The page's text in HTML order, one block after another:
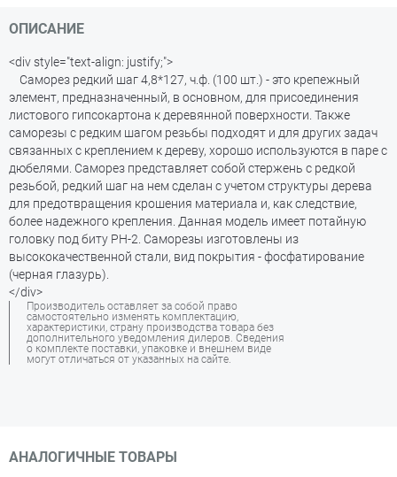
ОПИСАНИЕ
<div style="text-align: justify;">
Саморез редкий шаг 4,8*127, ч.ф. (100 шт.) - это крепежный
элемент, предназначенный, в основном, для присоединения
листового гипсокартона к деревянной поверхности. Также
саморезы с редким шагом резьбы подходят и для других задач
связанных с креплением к дереву, хорошо используются в паре с
дюбелями. Саморез представляет собой стержень с редкой
резьбой, редкий шаг на нем сделан с учетом структуры дерева
для предотвращения крошения материала и, как следствие,
более надежного крепления. Данная модель имеет потайную
головку под биту РН-2. Саморезы изготовлены из
высококачественной стали, вид покрытия - фосфатирование
(черная глазурь).
</div>
Производитель оставляет за собой право
самостоятельно изменять комплектацию,
характеристики, страну производства товара без
дополнительного уведомления дилеров. Сведения
о комплекте поставки, упаковке и внешнем виде
могут отличаться от указанных на сайте.
АНАЛОГИЧНЫЕ ТОВАРЫ